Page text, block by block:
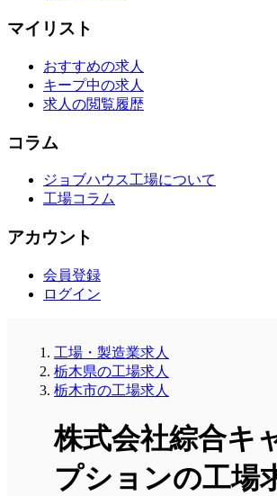
マイリスト
おすすめの求人
キープ中の求人
求人の閲覧履歴
コラム
ジョブハウス工場について
工場コラム
アカウント
会員登録
ログイン
工場・製造業求人
栃木県の工場求人
栃木市の工場求人
株式会社綜合キ
プションの工場